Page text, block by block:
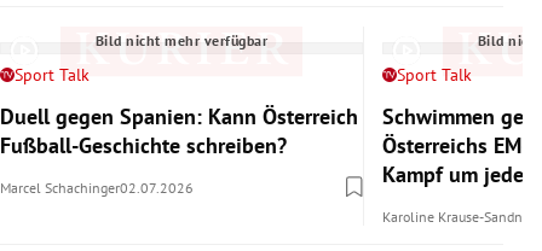
Bild nicht mehr verfügbar
Sport Talk
Duell gegen Spanien: Kann Österreich
Fußball-Geschichte schreiben?
Marcel Schachinger02.07.2026
Bild
Sport Talk
Schwimmen
Österreichs
Kampf um jedes
Karoline Krause-Sandner